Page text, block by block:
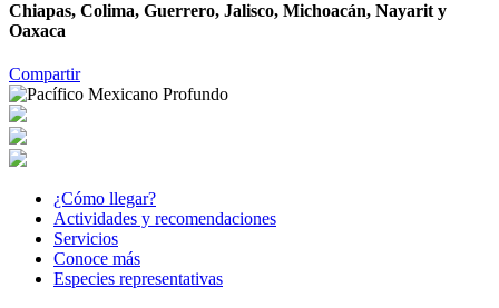
Chiapas, Colima, Guerrero, Jalisco, Michoacán, Nayarit y
Oaxaca
Compartir
¿Cómo llegar?
Actividades y recomendaciones
Servicios
Conoce más
Especies representativas